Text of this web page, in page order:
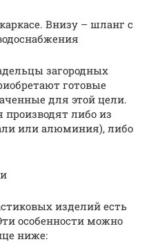
Внизу – шланг с
загородных
готовые
для этой цели.
производят либо из
или алюминия), либо
изделий есть
особенности можно
ниже: